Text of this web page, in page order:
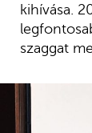
kihívása.
szaggat